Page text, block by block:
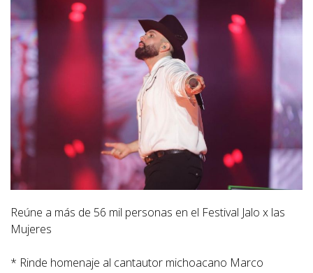
Reúne a más de 56 mil personas en el Festival Jalo x las
Mujeres
* Rinde homenaje al cantautor michoacano Marco